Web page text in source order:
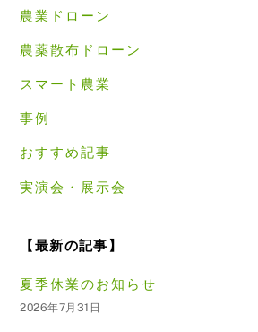
農業ドローン
農薬散布ドローン
スマート農業
事例
おすすめ記事
実演会・展示会
【最新の記事】
夏季休業のお知らせ
2026年7月31日